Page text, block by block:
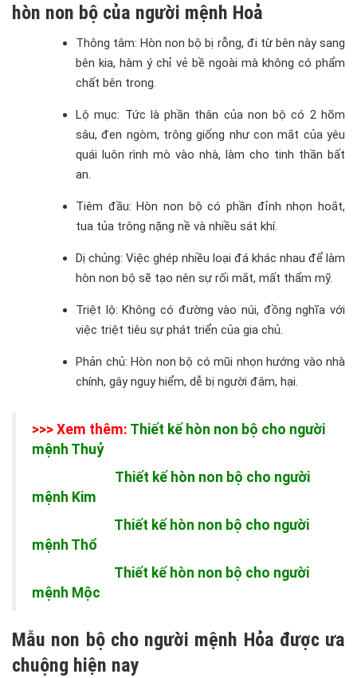
hòn non bộ của người mệnh Hoả
Thông tâm: Hòn non bộ bị rỗng, đi từ bên này sang
bên kia, hàm ý chỉ vẻ bề ngoài mà không có phẩm
chất bên trong.
Lộ mục: Tức là phần thân của non bộ có 2 hõm
sâu, đen ngòm, trông giống như con mắt của yêu
quái luôn rình mò vào nhà, làm cho tinh thần bất
an.
Tiêm đầu: Hòn non bộ có phần đỉnh nhọn hoắt,
tua tủa trông nặng nề và nhiều sát khí.
Dị chủng: Việc ghép nhiều loại đá khác nhau để làm
hòn non bộ sẽ tạo nên sự rối mắt, mất thẩm mỹ.
Triệt lộ: Không có đường vào núi, đồng nghĩa với
việc triệt tiêu sự phát triển của gia chủ.
Phản chủ: Hòn non bộ có mũi nhọn hướng vào nhà
chính, gây nguy hiểm, dễ bị người đâm, hại.
>>> Xem thêm: Thiết kế hòn non bộ cho người
mệnh Thuỷ
Thiết kế hòn non bộ cho người
mệnh Kim
Thiết kế hòn non bộ cho người
mệnh Thổ
Thiết kế hòn non bộ cho người
mệnh Mộc
Mẫu non bộ cho người mệnh Hỏa được ưa
chuộng hiện nay